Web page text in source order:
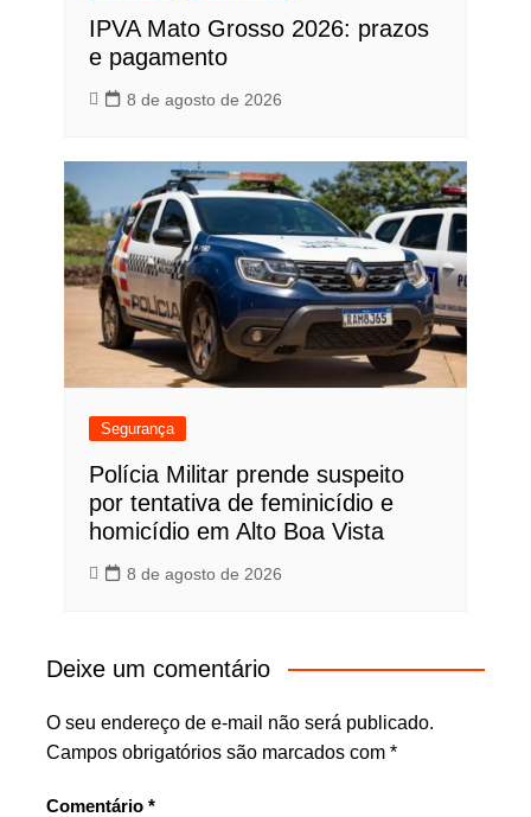
IPVA Mato Grosso 2026: prazos
e pagamento
8 de agosto de 2026
Segurança
Polícia Militar prende suspeito
por tentativa de feminicídio e
homicídio em Alto Boa Vista
8 de agosto de 2026
Deixe um comentário
O seu endereço de e-mail não será publicado.
Campos obrigatórios são marcados com *
Comentário *